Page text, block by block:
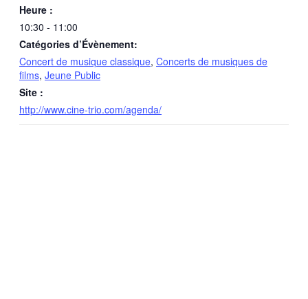
Heure :
10:30 - 11:00
Catégories d’Évènement:
Concert de musique classique, Concerts de musiques de
films, Jeune Public
Site :
http://www.cine-trio.com/agenda/